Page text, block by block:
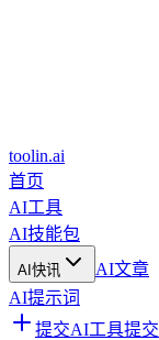
toolin.ai
首页
AI工具
AI技能包
AI快讯
AI文章
AI提示词
提交AI工具提交